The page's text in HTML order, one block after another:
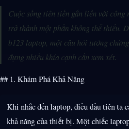
Cuộc sống tiên tiến gắn liền với
trở thành một phần không thể thiếu.
b123 laptop, một câu hỏi tưởng
đựng nhiều khía cạnh cần xem xét.
## 1. Khám Phá Khả Năng
Khi nhắc đến laptop, điều đầu tiên ta
khả năng của thiết bị. Một chiếc